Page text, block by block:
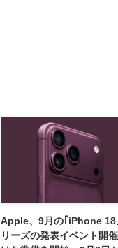
Apple、9月の｢iPhone 18
リーズの発表イベント開